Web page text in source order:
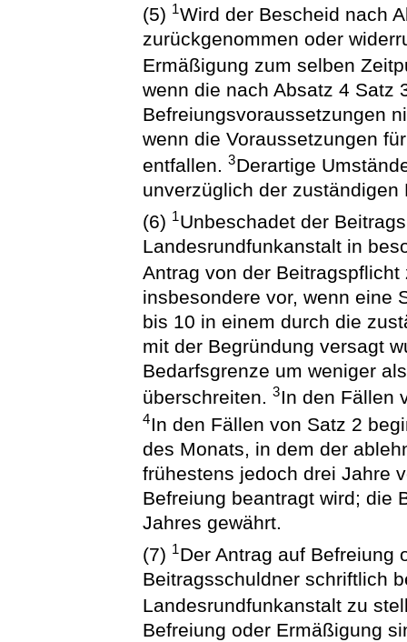
(5) 1Wird der Bescheid nach
zurückgenommen oder
Ermäßigung zum selben
wenn die nach Absatz 4 Satz
Befreiungsvoraussetzungen
wenn die Voraussetzungen
entfallen.3Derartige
unverzüglich der
(6) 1Unbeschadet der
Landesrundfunkanstalt in
Antrag von der
insbesondere vor, wenn eine
bis 10 in einem durch die
mit der Begründung versagt
Bedarfsgrenze um weniger
überschreiten.3In den Fällen
4In den Fällen von Satz 2
des Monats, in dem der
frühestens jedoch drei Jahre
Befreiung beantragt wird; die
Jahres gewährt.
(7) 1Der Antrag auf Befreiung
Beitragsschuldner schriftlich
Landesrundfunkanstalt zu
Befreiung oder Ermäßigung